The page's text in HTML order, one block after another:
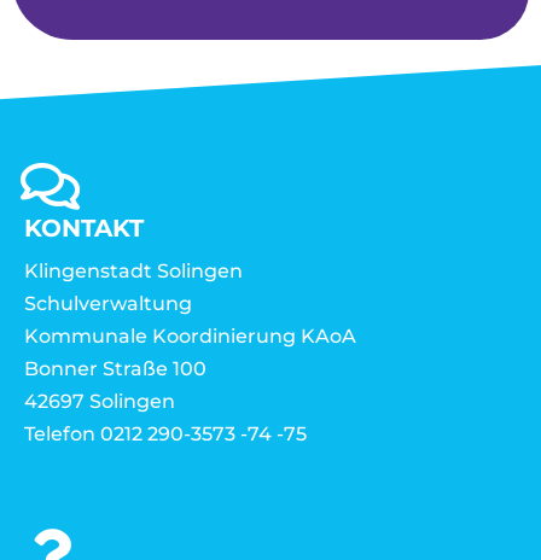
KONTAKT
Klingenstadt Solingen
Schulverwaltung
Kommunale Koordinierung KAoA
Bonner Straße 100
42697 Solingen
Telefon 0212 290-3573 -74 -75